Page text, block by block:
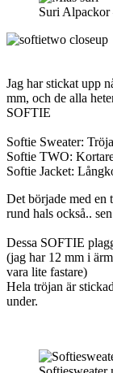
Suri Alpackor
Jag har stickat upp
mm, och de alla
SOFTIE
Softie Sweater:
Softie TWO:
Softie Jacket:
Det började med en
rund hals också..
Dessa SOFTIE
(jag har 12 mm i
vara lite fastare)
Hela tröjan är
under.